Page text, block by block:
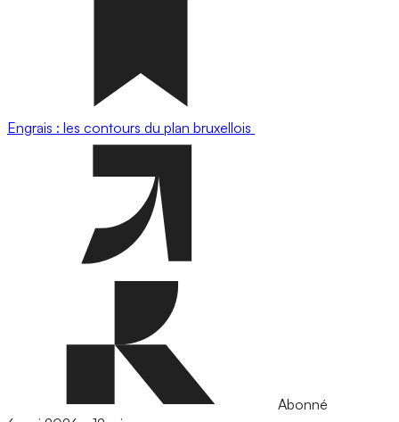
Engrais : les contours du plan bruxellois
Abonné